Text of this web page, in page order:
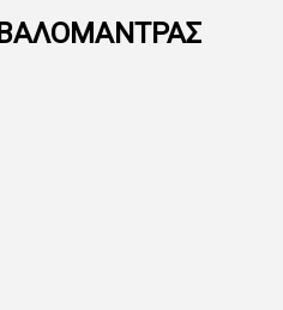
ΒΑΛΟΜΑΝΤΡΑΣ